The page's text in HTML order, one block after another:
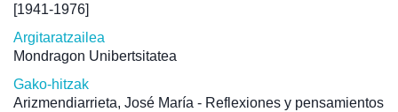
[1941-1976]
Argitaratzailea
Mondragon Unibertsitatea
Gako-hitzak
Arizmendiarrieta, José María - Reflexiones y pensamientos